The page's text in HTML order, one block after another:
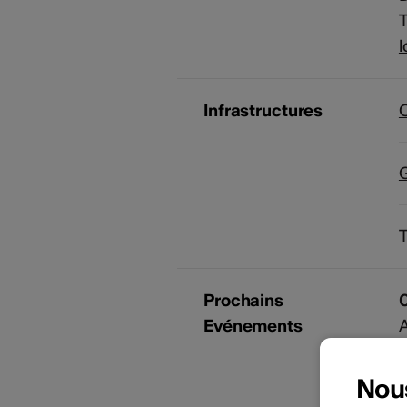
Infrastructures
Prochains
Evénements